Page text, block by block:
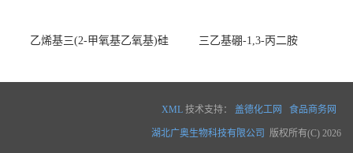
乙烯基三(2-甲氧基乙氧基)硅
三乙基硼-1,3-丙二胺
XML 技术支持： 盖德化工网 食品商务网
湖北广奥生物科技有限公司 版权所有(C) 2026